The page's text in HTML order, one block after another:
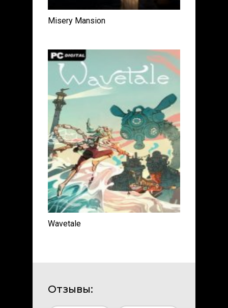
Misery Mansion
Wavetale
Отзывы: